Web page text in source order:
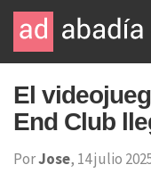
El
End Club
PorJose, 14 julio